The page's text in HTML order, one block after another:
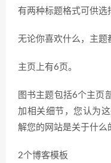
有两种标题格式可供选
无论你喜欢什么，主题
主页上有6页。
图书主题包括6个主页
加相关细节，您认为
解您的网站是关于什么
2个博客模板